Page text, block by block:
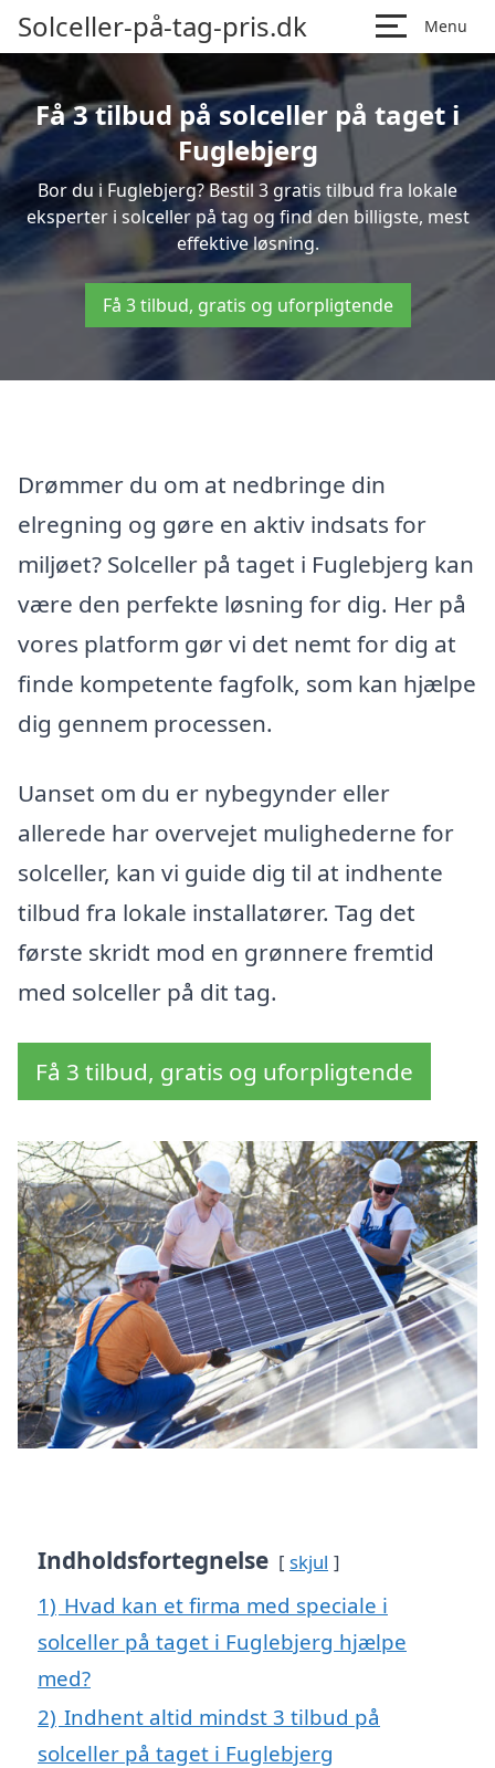
Solceller-på-tag-pris.dk Menu
Få 3 tilbud på solceller på taget i
Fuglebjerg
Bor du i Fuglebjerg? Bestil 3 gratis tilbud fra lokale
eksperter i solceller på tag og find den billigste, mest
effektive løsning.
Få 3 tilbud, gratis og uforpligtende
Drømmer du om at nedbringe din
elregning og gøre en aktiv indsats for
miljøet? Solceller på taget i Fuglebjerg kan
være den perfekte løsning for dig. Her på
vores platform gør vi det nemt for dig at
finde kompetente fagfolk, som kan hjælpe
dig gennem processen.
Uanset om du er nybegynder eller
allerede har overvejet mulighederne for
solceller, kan vi guide dig til at indhente
tilbud fra lokale installatører. Tag det
første skridt mod en grønnere fremtid
med solceller på dit tag.
Få 3 tilbud, gratis og uforpligtende
Indholdsfortegnelse skjul
1) Hvad kan et firma med speciale i
solceller på taget i Fuglebjerg hjælpe
med?
2) Indhent altid mindst 3 tilbud på
solceller på taget i Fuglebjerg